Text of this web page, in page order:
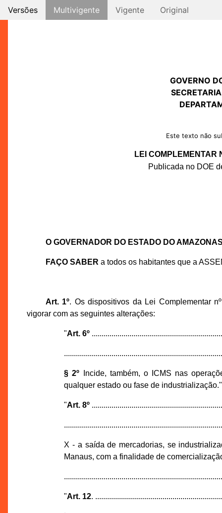
Versões Multivigente Vigente Original
GOVERNO
Este texto não
LEI COMPLEMENTAR
Publicada no DOE
O GOVERNADOR DO ESTADO DO
FAÇO SABER a todos os habitantes que a
Art. 1º. Os dispositivos da Lei Complementar
vigorar com as seguintes alterações:
"Art. 6º
§ 2º Incide, também, o ICMS nas
qualquer estado ou fase de industrialização."
"Art. 8º
X - a saída de mercadorias, se
Manaus, com a finalidade de
"Art. 12.